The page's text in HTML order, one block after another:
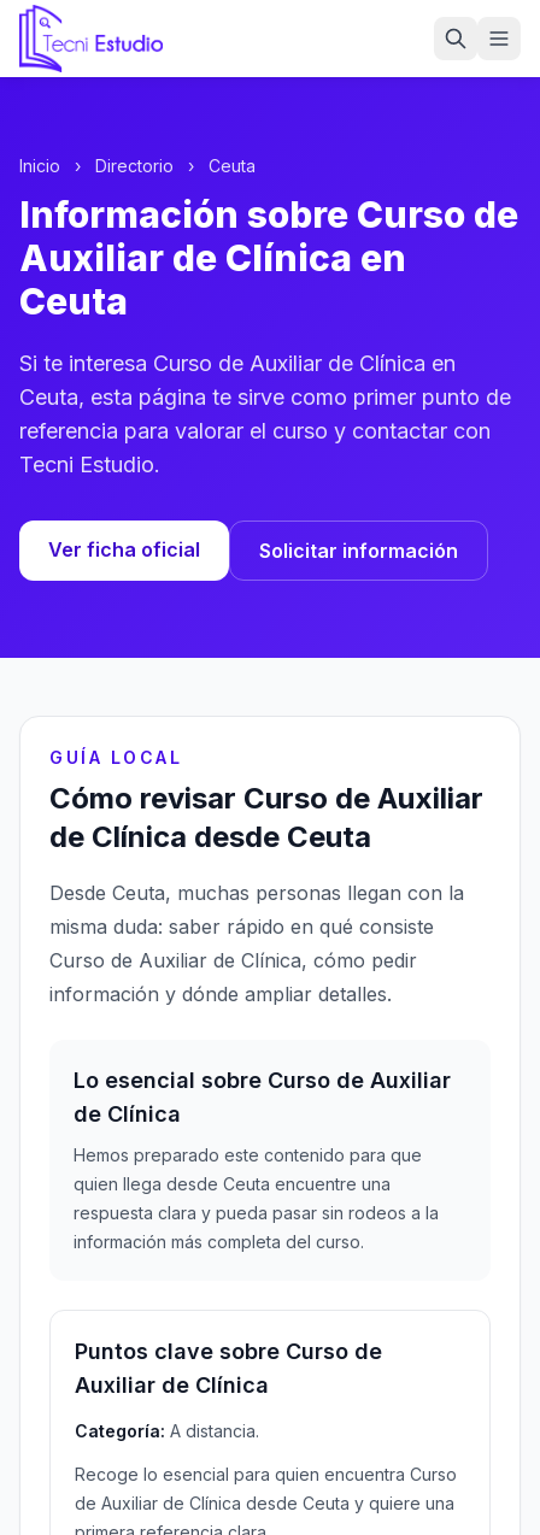
Ir a la página de inicio de Tecni Estudio
Inicio › Directorio › Ceuta
Información sobre Curso de
Auxiliar de Clínica en
Ceuta
Si te interesa Curso de Auxiliar de Clínica en
Ceuta, esta página te sirve como primer punto de
referencia para valorar el curso y contactar con
Tecni Estudio.
Ver ficha oficial Solicitar información
GUÍA LOCAL
Cómo revisar Curso de Auxiliar
de Clínica desde Ceuta
Desde Ceuta, muchas personas llegan con la
misma duda: saber rápido en qué consiste
Curso de Auxiliar de Clínica, cómo pedir
información y dónde ampliar detalles.
Lo esencial sobre Curso de Auxiliar
de Clínica
Hemos preparado este contenido para que
quien llega desde Ceuta encuentre una
respuesta clara y pueda pasar sin rodeos a la
información más completa del curso.
Puntos clave sobre Curso de
Auxiliar de Clínica
Categoría: A distancia.
Recoge lo esencial para quien encuentra Curso
de Auxiliar de Clínica desde Ceuta y quiere una